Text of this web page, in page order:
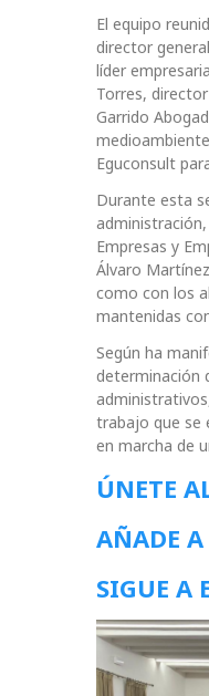
El equipo
director
líder
Torres,
Garrido
Eguconsult
Durante esta
Empresas y
Álvaro
como con los
mantenidas
Según ha
determinación
trabajo que se
en marcha de
ÚNETE
AÑADE A
SIGUE A